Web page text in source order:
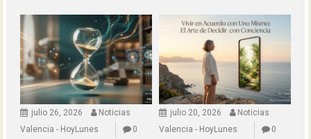
julio 26, 2026
Noticias
Valencia - HoyLunes
0
julio 20, 2026
Noticias
Valencia - HoyLunes
0